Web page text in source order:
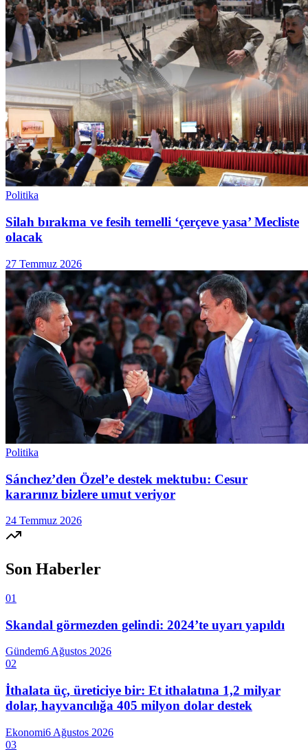
Politika
Silah bırakma ve fesih temelli ‘çerçeve yasa’ Mecliste
olacak
27 Temmuz 2026
Politika
Sánchez’den Özel’e destek mektubu: Cesur
kararınız bizlere umut veriyor
24 Temmuz 2026
Son Haberler
01
Skandal görmezden gelindi: 2024’te uyarı yapıldı
Gündem6 Ağustos 2026
02
İthalata üç, üreticiye bir: Et ithalatına 1,2 milyar
dolar, hayvancılığa 405 milyon dolar destek
Ekonomi6 Ağustos 2026
03